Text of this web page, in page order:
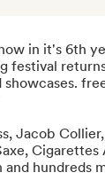
in it's 6th
festival
Jacob
Cigarettes
and hundreds